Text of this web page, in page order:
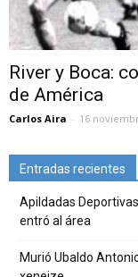
River y Boca:
de América
Carlos Aira - 16
Entradas recientes
Apildadas
entró al área
Murió Ubaldo